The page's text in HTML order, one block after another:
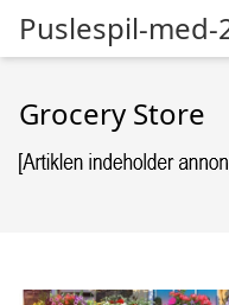
Puslespil-
Grocery Store